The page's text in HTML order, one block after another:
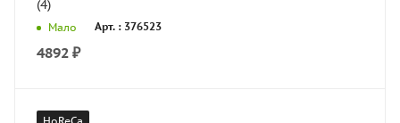
(4)
Мало Арт. : 376523
4892 ₽